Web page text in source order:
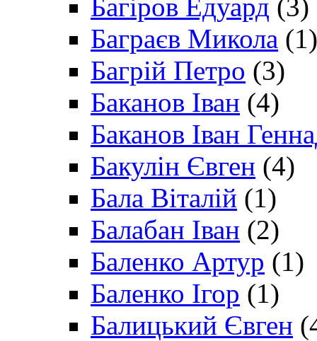
Багіров Едуард (3)
Баграєв Микола (1)
Багрій Петро (3)
Баканов Іван (4)
Баканов Іван
Бакулін Євген (4)
Бала Віталій (1)
Балабан Іван (2)
Баленко Артур (1)
Баленко Ігор (1)
Балицький Євген